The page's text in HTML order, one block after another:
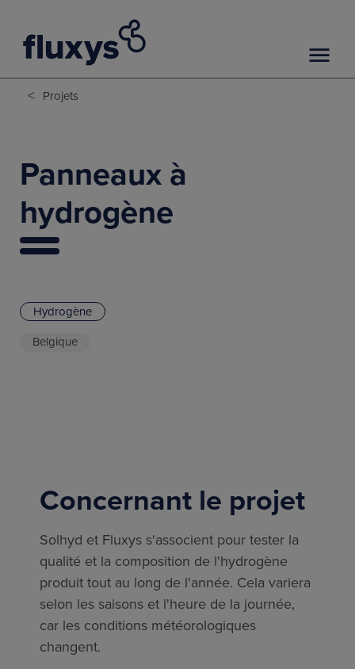
< Projets
Panneaux à
hydrogène
Hydrogène
Belgique
Concernant le projet
Solhyd et Fluxys s'associent pour tester la
qualité et la composition de l'hydrogène
produit tout au long de l'année. Cela variera
selon les saisons et l'heure de la journée,
car les conditions météorologiques
changent.